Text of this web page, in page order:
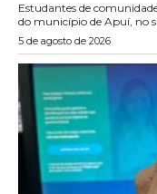
Estudantes de
do município de Apuí, no
5 de agosto de 2026